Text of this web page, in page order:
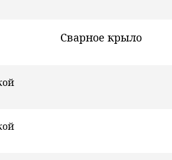
Сварное крыло